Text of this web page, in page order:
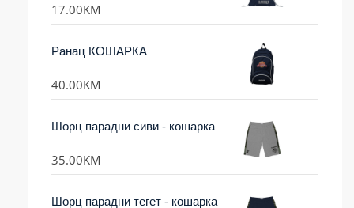
17.00KM
Ранац КОШАРКА
40.00KM
Шорц парадни сиви - кошарка
35.00KM
Шорц парадни тегет - кошарка